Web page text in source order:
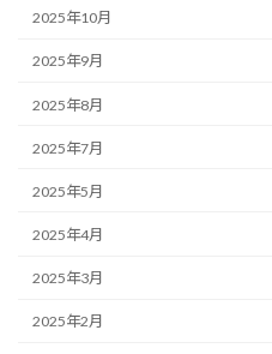
2025年10月
2025年9月
2025年8月
2025年7月
2025年5月
2025年4月
2025年3月
2025年2月